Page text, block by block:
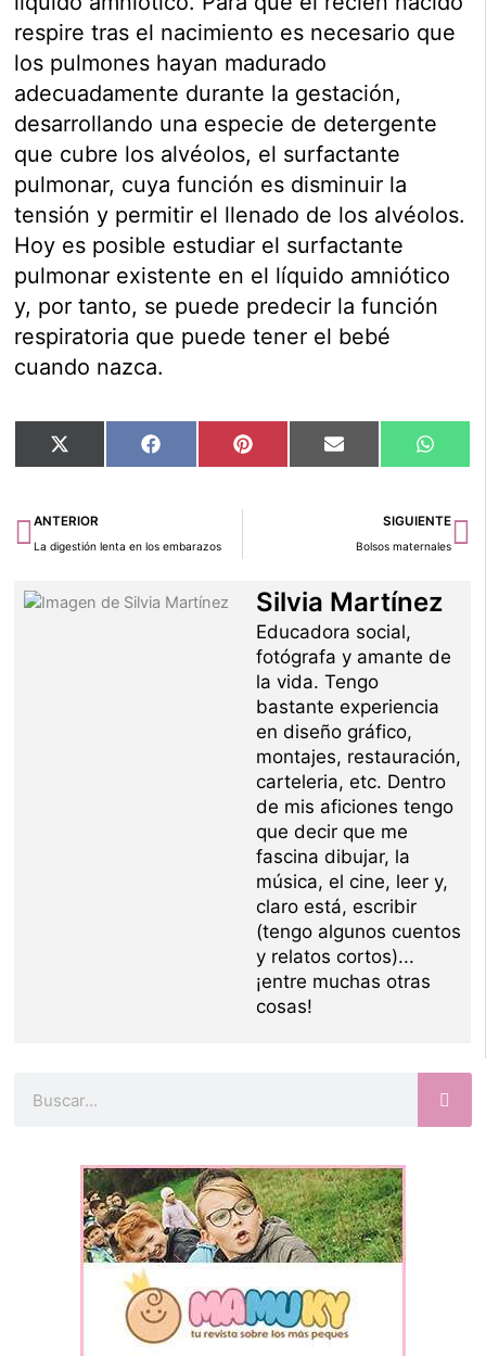
respire tras el nacimiento es necesario que
los pulmones hayan madurado
adecuadamente durante la gestación,
desarrollando una especie de detergente
que cubre los alvéolos, el surfactante
pulmonar, cuya función es disminuir la
tensión y permitir el llenado de los alvéolos.
Hoy es posible estudiar el surfactante
pulmonar existente en el líquido amniótico
y, por tanto, se puede predecir la función
respiratoria que puede tener el bebé
cuando nazca.
Compartir
en
X
(Twitter)
Compartir
en
Facebook Compartir
en
Pinterest Compartir
en
Email
en
Ant
ANTERIOR
La digestión lenta en los embarazos
SIGUIENTE
Bolsos maternales
Silvia Martínez
Educadora social,
fotógrafa y amante de
la vida. Tengo
bastante experiencia
en diseño gráfico,
montajes, restauración,
carteleria, etc. Dentro
de mis aficiones tengo
que decir que me
fascina dibujar, la
música, el cine, leer y,
claro está, escribir
(tengo algunos cuentos
y relatos cortos)...
¡entre muchas otras
cosas!